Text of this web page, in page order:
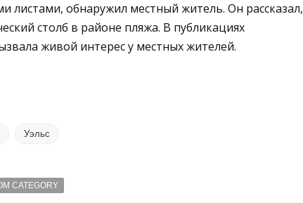
листами, обнаружил местный житель. Он рассказал,
столб в районе пляжа. В публикациях
живой интерес у местных жителей.
Уэльс
CATEGORY